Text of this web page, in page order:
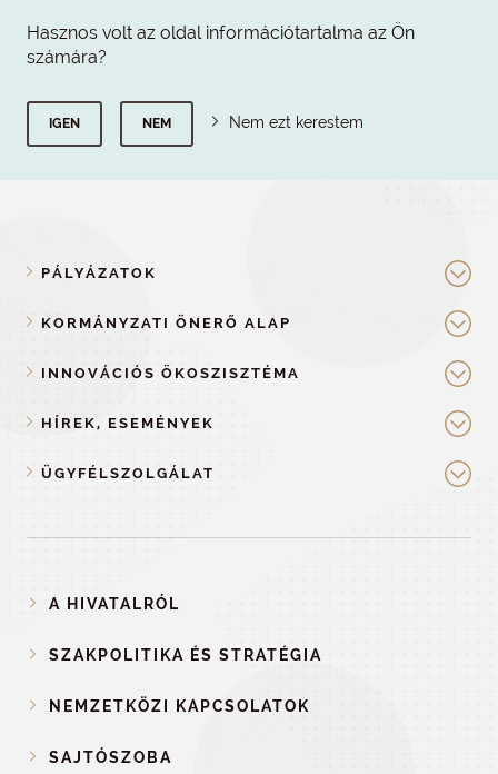
Hasznos volt az oldal információtartalma az Ön
számára?
IGEN NEM Nem ezt kerestem
PÁLYÁZATOK
KORMÁNYZATI ÖNERŐ ALAP
INNOVÁCIÓS ÖKOSZISZTÉMA
HÍREK, ESEMÉNYEK
ÜGYFÉLSZOLGÁLAT
A HIVATALRÓL
SZAKPOLITIKA ÉS STRATÉGIA
NEMZETKÖZI KAPCSOLATOK
SAJTÓSZOBA